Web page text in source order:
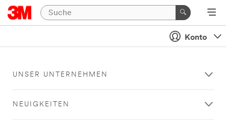
Konto
UNSER UNTERNEHMEN
NEUIGKEITEN